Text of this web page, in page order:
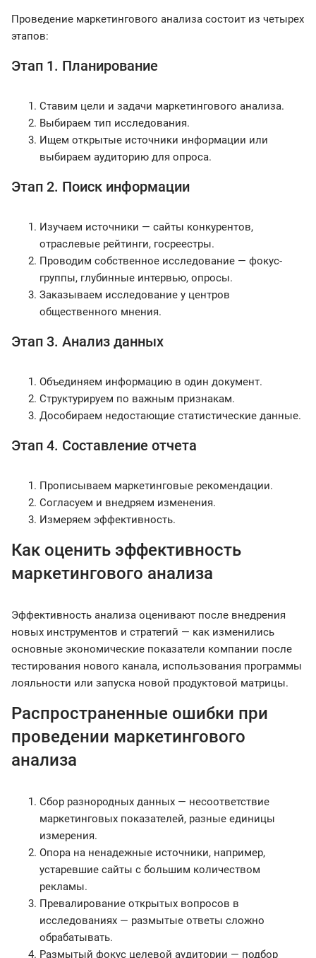
Проведение маркетингового анализа состоит из четырех
этапов:
Этап 1. Планирование
Ставим цели и задачи маркетингового анализа.
Выбираем тип исследования.
Ищем открытые источники информации или
выбираем аудиторию для опроса.
Этап 2. Поиск информации
Изучаем источники — сайты конкурентов,
отраслевые рейтинги, госреестры.
Проводим собственное исследование — фокус-
группы, глубинные интервью, опросы.
Заказываем исследование у центров
общественного мнения.
Этап 3. Анализ данных
Объединяем информацию в один документ.
Структурируем по важным признакам.
Дособираем недостающие статистические данные.
Этап 4. Составление отчета
Прописываем маркетинговые рекомендации.
Согласуем и внедряем изменения.
Измеряем эффективность.
Как оценить эффективность
маркетингового анализа
Эффективность анализа оценивают после внедрения
новых инструментов и стратегий — как изменились
основные экономические показатели компании после
тестирования нового канала, использования программы
лояльности или запуска новой продуктовой матрицы.
Распространенные ошибки при
проведении маркетингового
анализа
Сбор разнородных данных — несоответствие
маркетинговых показателей, разные единицы
измерения.
Опора на ненадежные источники, например,
устаревшие сайты с большим количеством
рекламы.
Превалирование открытых вопросов в
исследованиях — размытые ответы сложно
обрабатывать.
Размытый фокус целевой аудитории — подбор